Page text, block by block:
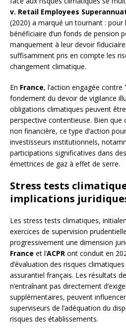
v. Retail Employees
(2020) a marqué un tournant : pour
bénéficiaire d’un fonds de pension
manquement à leur devoir fiduciaire
suffisamment pris en compte les
changement climatique.
En France, l’action engagée contre
fondement du devoir de vigilance
obligations climatiques peuvent
perspective contentieuse. Bien que
non financière, ce type d’action
investisseurs institutionnels,
participations significatives dans
émettrices de gaz à effet de serre.
Stress tests
implications
Les stress tests climatiques,
exercices de supervision
progressivement une dimension
France et l’ACPR ont conduit en
d’évaluation des risques
assurantiel français. Les résultats
n’entraînant pas directement
supplémentaires, peuvent
superviseurs de l’adéquation du
risques des établissements.